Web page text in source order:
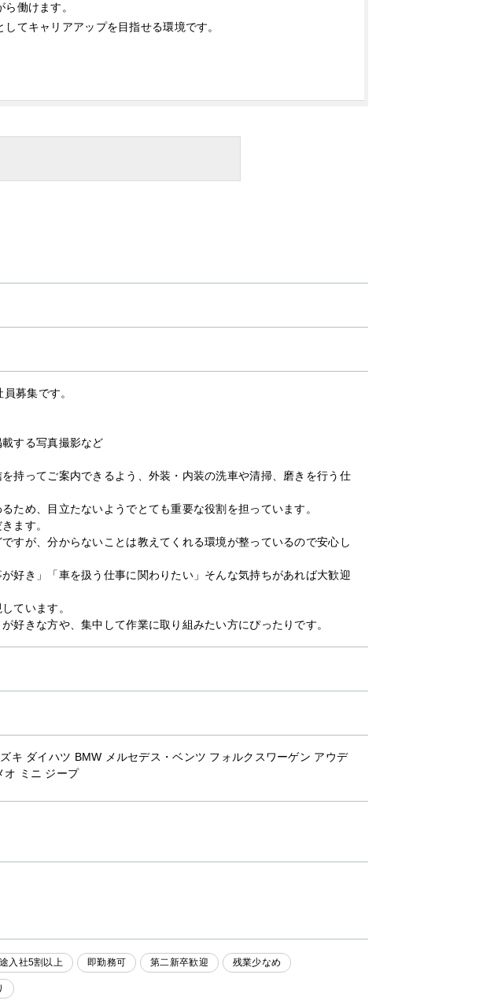
働けます。
てキャリアアップを目指せる環境です。
募集です。
する写真撮影など
持ってご案内できるよう、外装・内装の洗車や清掃、磨きを行う仕
ため、目立たないようでとても重要な役割を担っています。
ます。
すが、分からないことは教えてくれる環境が整っているので安心し
好き」「車を扱う仕事に関わりたい」そんな気持ちがあれば大歓迎
ています。
好きな方や、集中して作業に取り組みたい方にぴったりです。
キ ダイハツ BMW メルセデス・ベンツ フォルクスワーゲン アウデ
オ ミニ ジープ
入社5割以上 即勤務可 第二新卒歓迎 残業少なめ